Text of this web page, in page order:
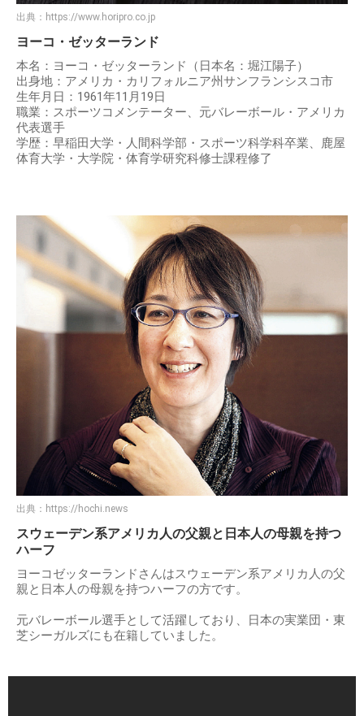
出典： https://www.horipro.co.jp
ヨーコ・ゼッターランド
本名：ヨーコ・ゼッターランド（日本名：堀江陽子）
出身地：アメリカ・カリフォルニア州サンフランシスコ市
生年月日：1961年11月19日
職業：スポーツコメンテーター、元バレーボール・アメリカ
代表選手
学歴：早稲田大学・人間科学部・スポーツ科学科卒業、鹿屋
体育大学・大学院・体育学研究科修士課程修了
出典： https://hochi.news
スウェーデン系アメリカ人の父親と日本人の母親を持つ
ハーフ
ヨーコゼッターランドさんはスウェーデン系アメリカ人の父
親と日本人の母親を持つハーフの方です。
元バレーボール選手として活躍しており、日本の実業団・東
芝シーガルズにも在籍していました。